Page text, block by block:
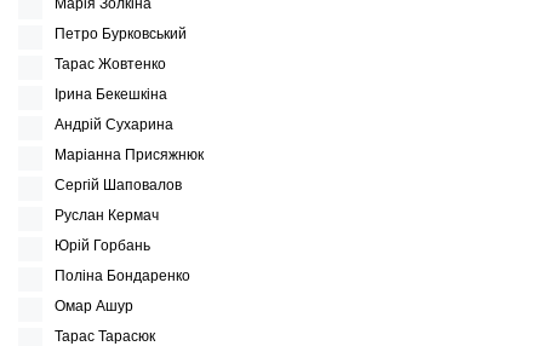
Марія Золкіна
Петро Бурковський
Тарас Жовтенко
Ірина Бекешкіна
Андрій Сухарина
Маріанна Присяжнюк
Сергій Шаповалов
Руслан Кермач
Юрій Горбань
Поліна Бондаренко
Омар Ашур
Тарас Тарасюк